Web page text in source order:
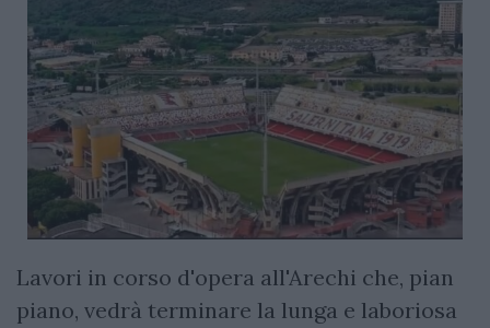
Lavori in corso d'opera all'Arechi che, pian
piano, vedrà terminare la lunga e laboriosa